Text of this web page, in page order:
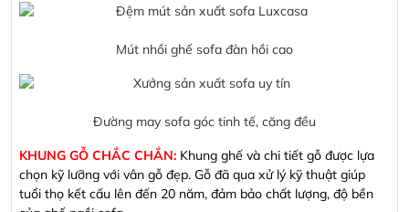
Mút nhồi ghế sofa đàn hồi cao
Đường may sofa góc tinh tế, căng đều
KHUNG GỖ CHẮC CHẮN: Khung ghế và chi tiết gỗ được lựa
chọn kỹ lưỡng với vân gỗ đẹp. Gỗ đã qua xử lý kỹ thuật giúp
tuổi thọ kết cấu lên đến 20 năm, đảm bảo chất lượng, độ bền